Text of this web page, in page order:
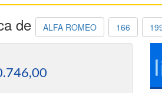
de ALFA ROMEO 166